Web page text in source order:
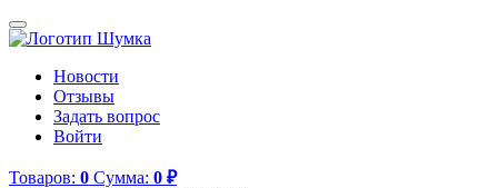
Новости
Отзывы
Задать вопрос
Войти
Товаров: 0 Сумма: 0 ₽